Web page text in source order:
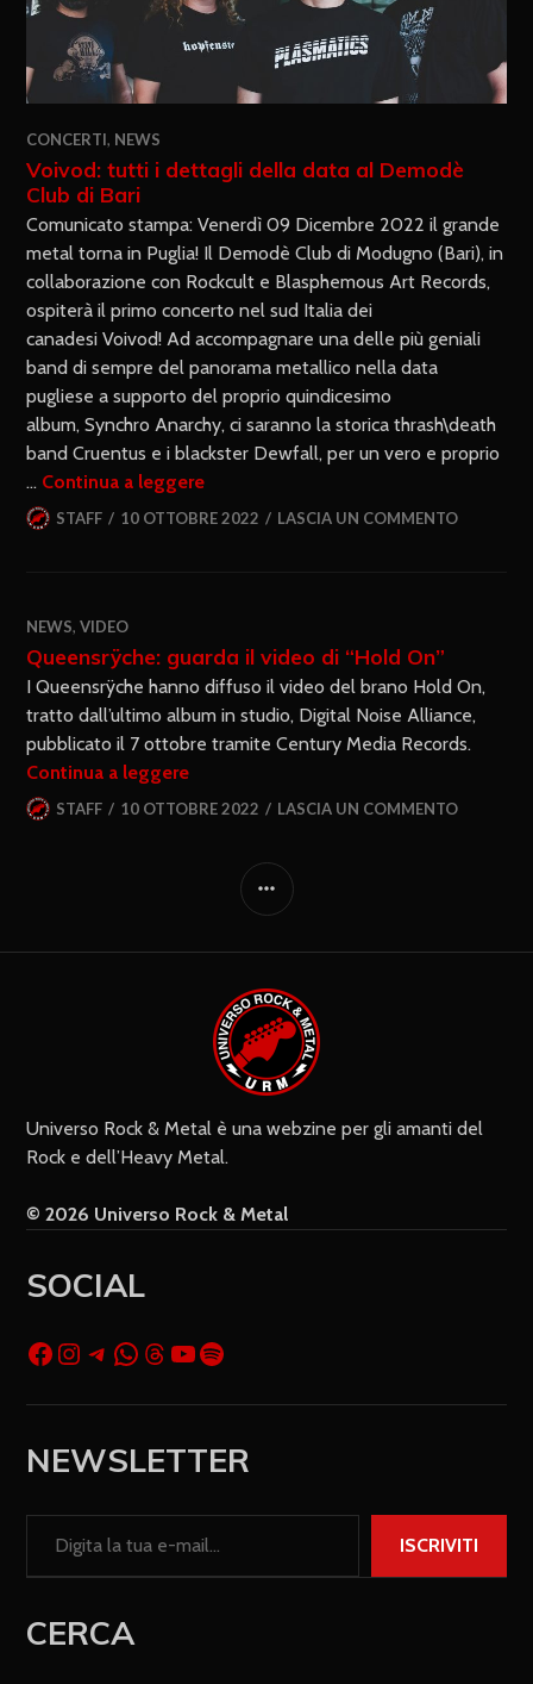
CONCERTI, NEWS
Voivod: tutti i dettagli della data al Demodè
Club di Bari
Comunicato stampa: Venerdì 09 Dicembre 2022 il grande
metal torna in Puglia! Il Demodè Club di Modugno (Bari), in
collaborazione con Rockcult e Blasphemous Art Records,
ospiterà il primo concerto nel sud Italia dei
canadesi Voivod! Ad accompagnare una delle più geniali
band di sempre del panorama metallico nella data
pugliese a supporto del proprio quindicesimo
album, Synchro Anarchy, ci saranno la storica thrash\death
band Cruentus e i blackster Dewfall, per un vero e proprio
… Continua a leggere
STAFF 10 OTTOBRE 2022 LASCIA UN COMMENTO
NEWS,VIDEO
Queensrÿche: guarda il video di “Hold On”
I Queensrÿche hanno diffuso il video del brano Hold On,
tratto dall’ultimo album in studio, Digital Noise Alliance,
pubblicato il 7 ottobre tramite Century Media Records.
Continua a leggere
STAFF 10 OTTOBRE 2022 LASCIA UN COMMENTO
Universo Rock & Metal è una webzine per gli amanti del
Rock e dell’Heavy Metal.
© 2026 Universo Rock & Metal
SOCIAL
NEWSLETTER
ISCRIVITI
CERCA